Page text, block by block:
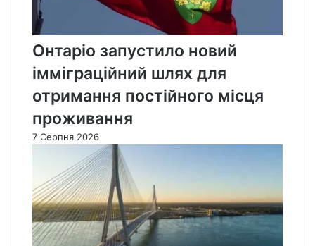
Онтаріо запустило новий
імміграційний шлях для
отримання постійного місця
проживання
7 Серпня 2026